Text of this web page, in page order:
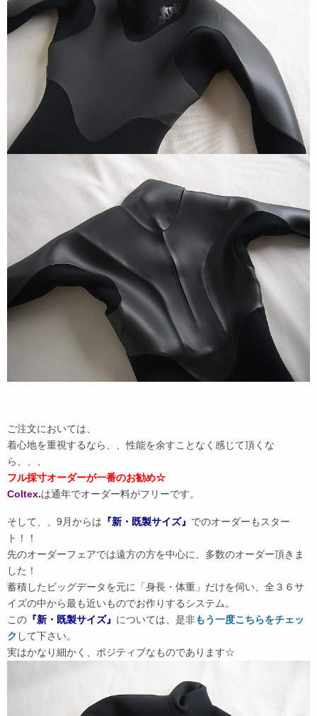
ご注文においては、
着心地を重視するなら、、性能を余すことなく感じて頂くな
ら、、、
フル採寸オーダーが一番のお勧め☆
Coltex.は通年でオーダー料がフリーです。
そして、、9月からは 『新・既製サイズ』 でのオーダーもスター
ト！！
先のオーダーフェアでは遠方の方を中心に、多数のオーダー頂きま
した！
蓄積したビッグデータを元に「身長・体重」だけを伺い、全３６サ
イズの中から最も近いものでお作りするシステム。
この 『新・既製サイズ』 については、是非もう一度こちらをチェッ
ク して下さい。
実はかなり細かく、ポジティブなものであります☆